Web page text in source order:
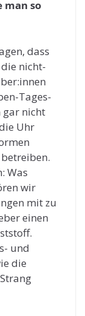
so
dass
nicht-
Tages-
gar nicht
Uhr
Was
wir
mit zu
einen
und
die